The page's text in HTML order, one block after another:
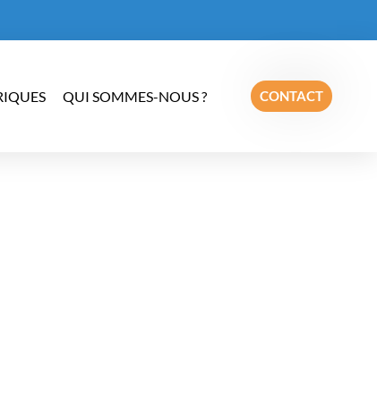
QUI SOMMES-NOUS ? CONTACT